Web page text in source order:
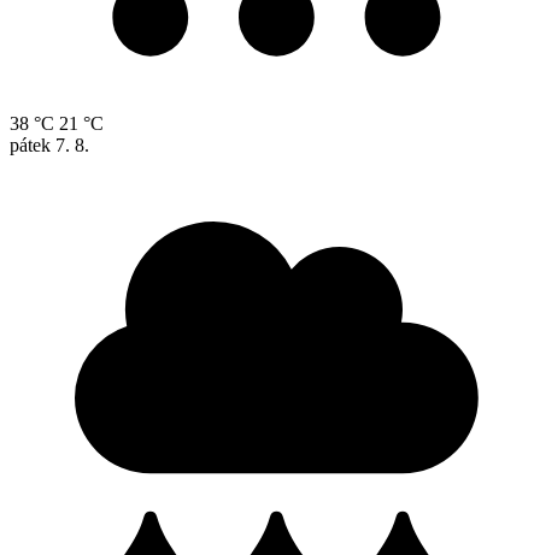
38 °C 21 °C
pátek 7. 8.